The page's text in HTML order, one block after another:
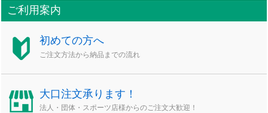
ご利用案内
初めての方へ
ご注文方法から納品までの流れ
大口注文承ります！
法人・団体・スポーツ店様からのご注文大歓迎！